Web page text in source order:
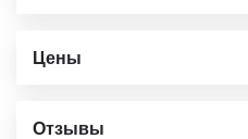
Цены
Отзывы